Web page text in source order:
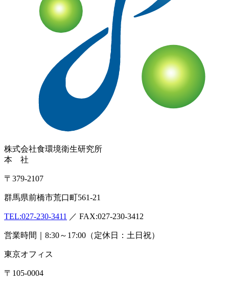
株式会社食環境衛生研究所
本 社
〒379-2107
群馬県前橋市荒口町561-21
TEL:027-230-3411 ／ FAX:027-230-3412
営業時間｜8:30～17:00（定休日：土日祝）
東京オフィス
〒105-0004